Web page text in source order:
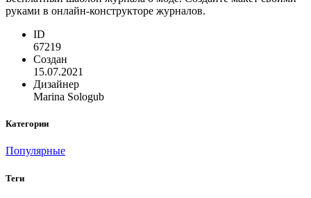
руками в онлайн-конструкторе журналов.
ID
67219
Создан
15.07.2021
Дизайнер
Marina Sologub
Категории
Популярные
Теги